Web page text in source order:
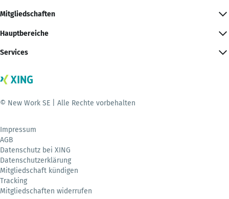
Mitgliedschaften
Hauptbereiche
Services
© New Work SE | Alle Rechte vorbehalten
Impressum
AGB
Datenschutz bei XING
Datenschutzerklärung
Mitgliedschaft kündigen
Tracking
Mitgliedschaften widerrufen